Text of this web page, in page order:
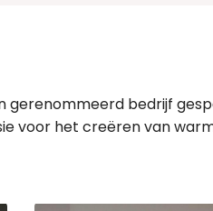
gerenommeerd bedrijf
voor het creëren van